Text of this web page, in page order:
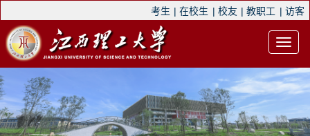
考生 | 在校生 | 校友 | 教职工 | 访客